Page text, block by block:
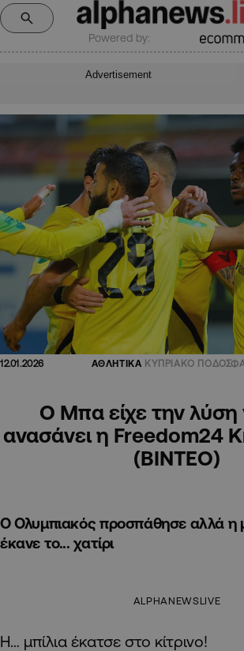
Powered by:
Advertisement
12.01.2026 ΑΘΛΗΤΙΚΑ ΚΥΠΡΙΑΚΟ
Ο Μπα είχε την λύση
ανασάνει η Freedom24
(BINTEO)
Ο Ολυμπιακός προσπάθησε αλλά η
έκανε το... χατίρι
ALPHANEWSLIVE
Η… μπίλια έκατσε στο κίτρινο!